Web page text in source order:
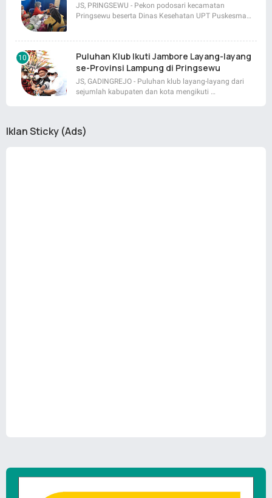
JS, PRINGSEWU - Pekon podosari kecamatan
Pringsewu beserta Dinas Kesehatan UPT Puskesma…
Puluhan Klub Ikuti Jambore Layang-layang
se-Provinsi Lampung di Pringsewu
JS, GADINGREJO - Puluhan klub layang-layang dari
sejumlah kabupaten dan kota mengikuti …
Iklan Sticky (Ads)